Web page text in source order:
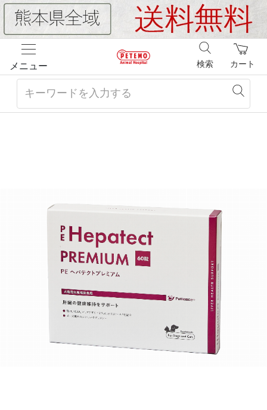
メニュー カート
検索